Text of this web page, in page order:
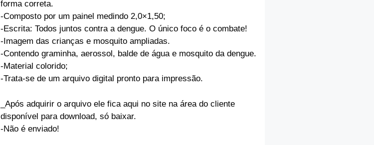
forma correta.
-Composto por um painel medindo 2,0×1,50;
-Escrita: Todos juntos contra a dengue. O único foco é o combate!
-Imagem das crianças e mosquito ampliadas.
-Contendo graminha, aerossol, balde de água e mosquito da dengue.
-Material colorido;
-Trata-se de um arquivo digital pronto para impressão.
_Após adquirir o arquivo ele fica aqui no site na área do cliente
disponível para download, só baixar.
-Não é enviado!